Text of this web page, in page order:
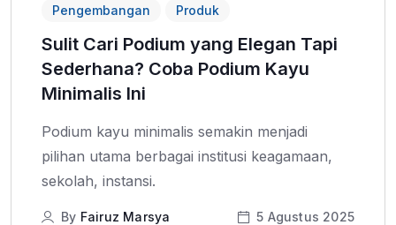
Pengembangan Produk
Sulit Cari Podium yang Elegan Tapi
Sederhana? Coba Podium Kayu
Minimalis Ini
Podium kayu minimalis semakin menjadi
pilihan utama berbagai institusi keagamaan,
sekolah, instansi.
By Fairuz Marsya 5 Agustus 2025